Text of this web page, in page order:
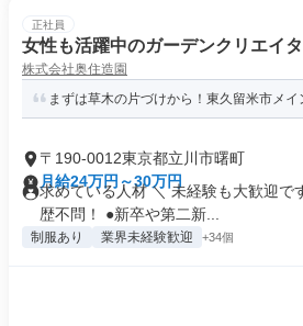
正社員
女性も活躍中のガーデンクリエイ
株式会社奥住造園
まずは草木の片づけから！東久留米市メイ
〒190-0012東京都立川市曙町
月給24万円～30万円
求めている人材 ＼ 未経験も大歓迎で
歴不問！ ●新卒や第二新...
制服あり 業界未経験歓迎 +34個